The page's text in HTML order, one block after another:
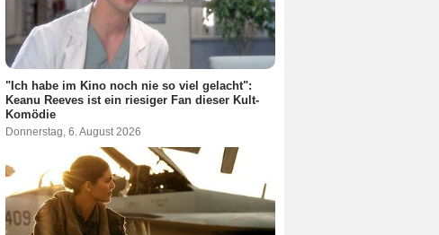
"Ich habe im Kino noch nie so viel gelacht":
Keanu Reeves ist ein riesiger Fan dieser Kult-
Komödie
Donnerstag, 6. August 2026